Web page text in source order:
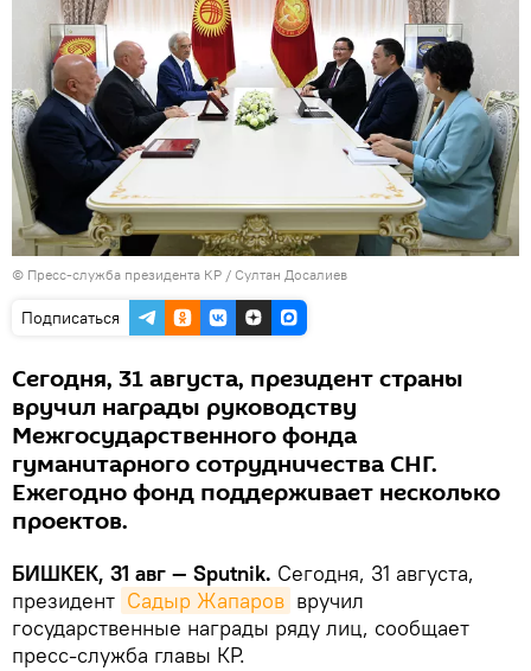
© Пресс-служба президента КР / Султан Досалиев
Подписаться
Сегодня, 31 августа, президент страны
вручил награды руководству
Межгосударственного фонда
гуманитарного сотрудничества СНГ.
Ежегодно фонд поддерживает несколько
проектов.
БИШКЕК, 31 авг — Sputnik. Сегодня, 31 августа,
президент Садыр Жапаров вручил
государственные награды ряду лиц, сообщает
пресс-служба главы КР.